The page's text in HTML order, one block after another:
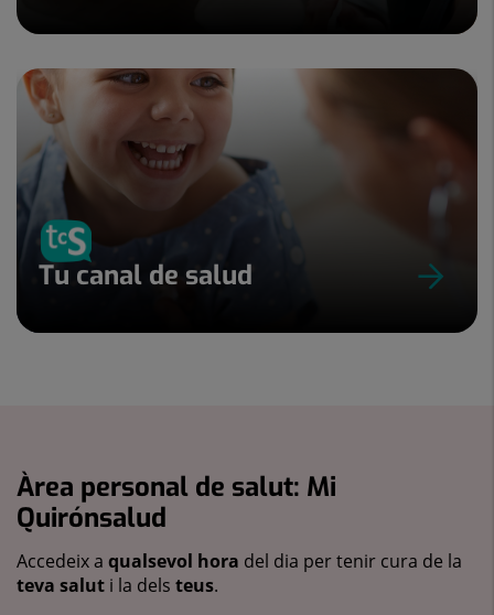
Tu canal de salud
Àrea personal de salut: Mi
Quirónsalud
Accedeix a qualsevol hora del dia per tenir cura de la
teva salut i la dels teus.